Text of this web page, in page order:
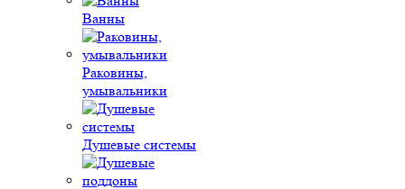
Ванны
Раковины,
умывальники
Душевые системы